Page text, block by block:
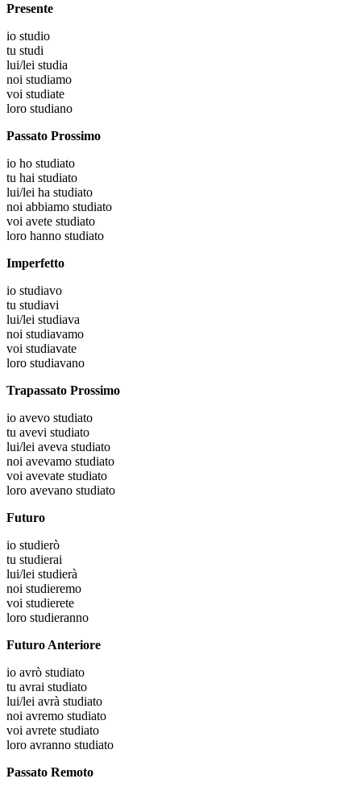
Presente
io studio
tu studi
lui/lei studia
noi studiamo
voi studiate
loro studiano
Passato Prossimo
io ho studiato
tu hai studiato
lui/lei ha studiato
noi abbiamo studiato
voi avete studiato
loro hanno studiato
Imperfetto
io studiavo
tu studiavi
lui/lei studiava
noi studiavamo
voi studiavate
loro studiavano
Trapassato Prossimo
io avevo studiato
tu avevi studiato
lui/lei aveva studiato
noi avevamo studiato
voi avevate studiato
loro avevano studiato
Futuro
io studierò
tu studierai
lui/lei studierà
noi studieremo
voi studierete
loro studieranno
Futuro Anteriore
io avrò studiato
tu avrai studiato
lui/lei avrà studiato
noi avremo studiato
voi avrete studiato
loro avranno studiato
Passato Remoto